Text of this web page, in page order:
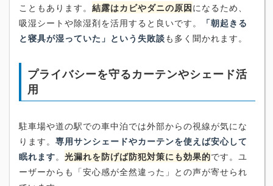
こともあります。 結露はカビやダニの原因になるため、
吸湿シートや除湿剤を活用すると良いです。
「朝起きる
と寝具が湿っていた」という失敗談も多く聞かれます。
プライバシーを守るカーテンやシェード活
用
駐車場や道の駅での車中泊では外部からの視線が気にな
ります。 専用サンシェードやカーテンを使えば安心して
眠れます。 光漏れを防げば防犯対策にも効果的です。ユ
ーザーからも「安心感が全然違った」との声が寄せられ